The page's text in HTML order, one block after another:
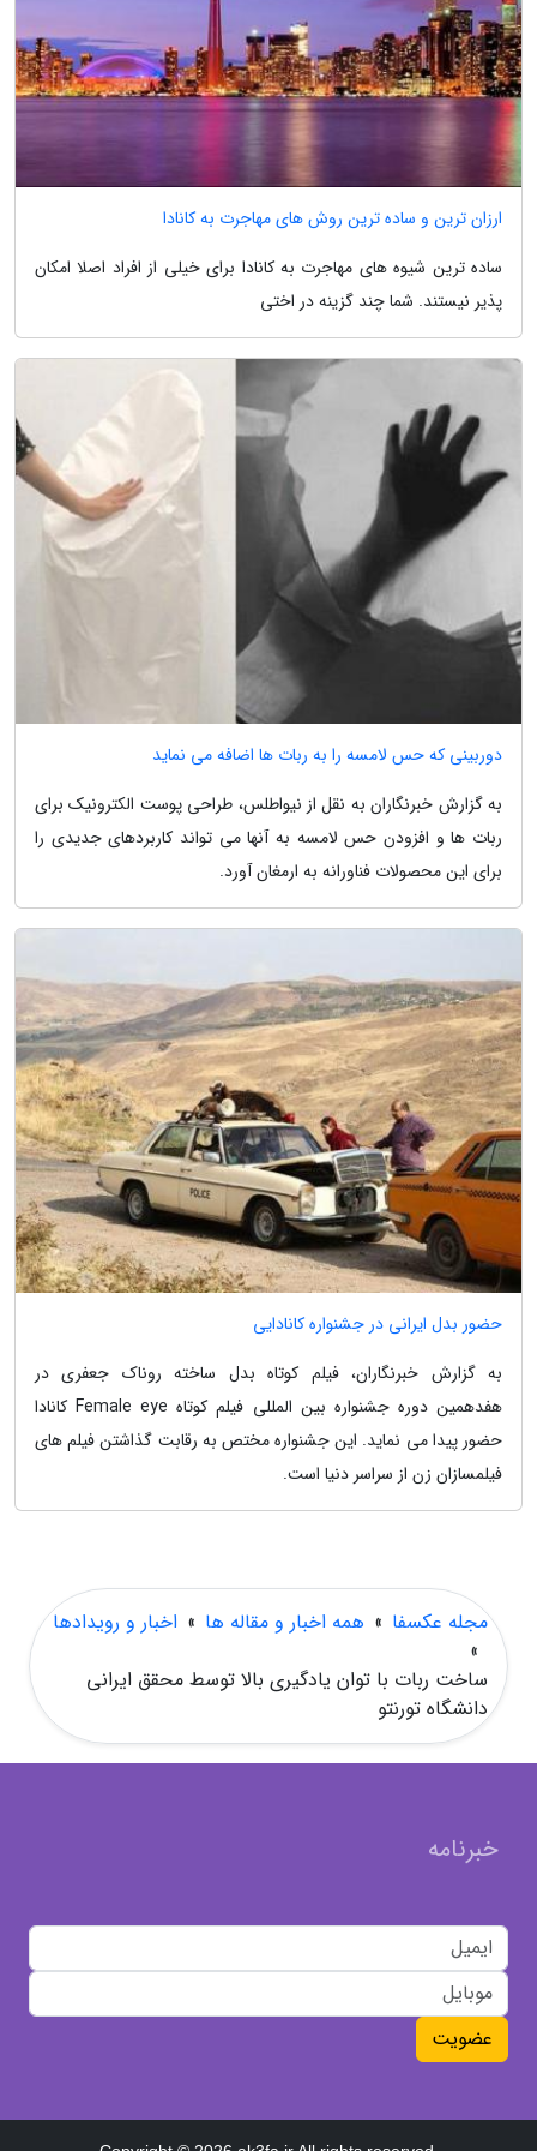
ارزان ترین و ساده ترین روش های مهاجرت به کانادا
ساده ترین شیوه های مهاجرت به کانادا برای خیلی از افراد اصلا امکان
پذیر نیستند. شما چند گزینه در اختی
دوربینی که حس لامسه را به ربات ها اضافه می نماید
به گزارش خبرنگاران به نقل از نیواطلس، طراحی پوست الکترونیک برای
ربات ها و افزودن حس لامسه به آنها می تواند کاربردهای جدیدی را
برای این محصولات فناورانه به ارمغان آورد.
حضور بدل ایرانی در جشنواره کانادایی
به گزارش خبرنگاران، فیلم کوتاه بدل ساخته روناک جعفری در
هفدهمین دوره جشنواره بین المللی فیلم کوتاه Female eye کانادا
حضور پیدا می نماید. این جشنواره مختص به رقابت گذاشتن فیلم های
فیلمسازان زن از سراسر دنیا است.
مجله عکسفا » همه اخبار و مقاله ها » اخبار و رویدادها
»
ساخت ربات با توان یادگیری بالا توسط محقق ایرانی
دانشگاه تورنتو
خبرنامه
عضویت